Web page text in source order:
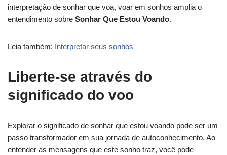
interpretação de sonhar que voa, voar em sonhos amplia o
entendimento sobre Sonhar Que Estou Voando.
Leia também: Interpretar seus sonhos
Liberte-se através do
significado do voo
Explorar o significado de sonhar que estou voando pode ser um
passo transformador em sua jornada de autoconhecimento. Ao
entender as mensagens que este sonho traz, você pode